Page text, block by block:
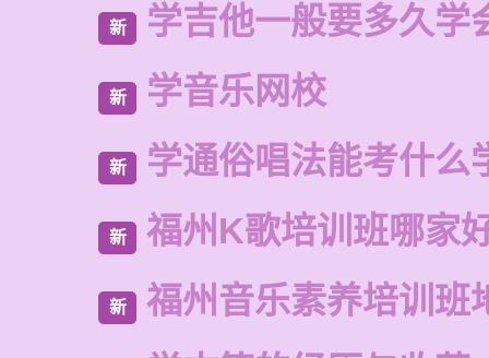
新 学吉他一般要多久学
新 学音乐网校
新 学通俗唱法能考什么
新 福州K歌培训班哪家
新
福州音乐素养培训班